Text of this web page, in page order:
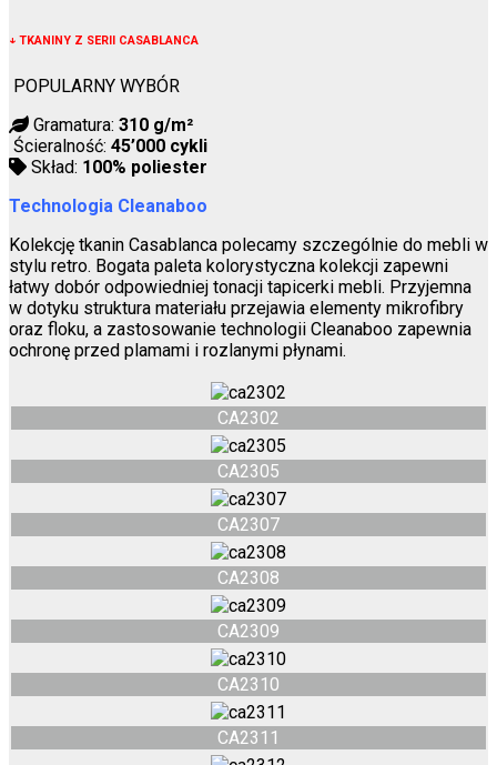
↓ TKANINY Z SERII CASABLANCA
POPULARNY WYBÓR
Gramatura: 310 g/m²
Ścieralność: 45’000 cykli
Skład: 100% poliester
Technologia Cleanaboo
Kolekcję tkanin Casablanca polecamy szczególnie do mebli w
stylu retro. Bogata paleta kolorystyczna kolekcji zapewni
łatwy dobór odpowiedniej tonacji tapicerki mebli. Przyjemna
w dotyku struktura materiału przejawia elementy mikrofibry
oraz floku, a zastosowanie technologii Cleanaboo zapewnia
ochronę przed plamami i rozlanymi płynami.
CA2302
CA2305
CA2307
CA2308
CA2309
CA2310
CA2311